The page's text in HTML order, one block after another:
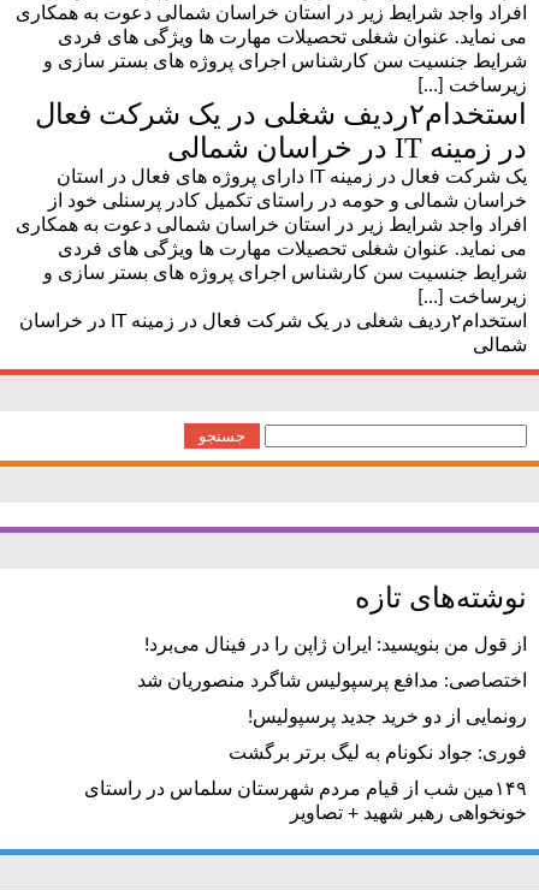
افراد واجد شرایط زیر در استان خراسان شمالی دعوت به همکاری
می نماید. عنوان شغلی تحصیلات مهارت ها ویژگی های فردی
شرایط جنسیت سن کارشناس اجرای پروژه های بستر سازی و
زیرساخت […]
استخدام۲ردیف شغلی در یک شرکت فعال
در زمینه IT در خراسان شمالی
یک شرکت فعال در زمینه IT دارای پروژه های فعال در استان
خراسان شمالی و حومه در راستای تکمیل کادر پرسنلی خود از
افراد واجد شرایط زیر در استان خراسان شمالی دعوت به همکاری
می نماید. عنوان شغلی تحصیلات مهارت ها ویژگی های فردی
شرایط جنسیت سن کارشناس اجرای پروژه های بستر سازی و
زیرساخت […]
استخدام۲ردیف شغلی در یک شرکت فعال در زمینه IT در خراسان
شمالی
برای:
نوشته‌های تازه
از قول من بنویسید: ایران ژاپن را در فینال می‌برد!
اختصاصی: مدافع پرسپولیس شاگرد منصوریان شد
رونمایی از دو خرید جدید پرسپولیس!
فوری: جواد نکونام به لیگ برتر برگشت
۱۴۹مین شب از قیام مردم شهرستان سلماس در راستای
خونخواهی رهبر شهید + تصاویر